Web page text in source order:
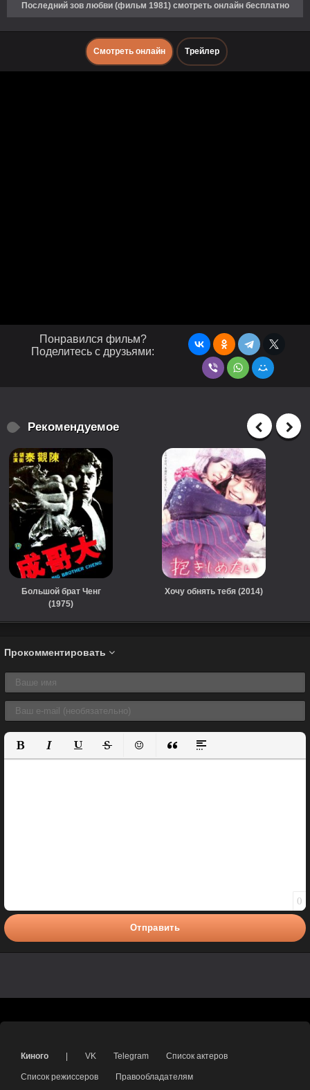
Последний зов любви (фильм 1981) смотреть онлайн бесплатно
Смотреть онлайн Трейлер
Понравился фильм?
Поделитесь с друзьями:
Рекомендуемое
Большой брат Ченг
(1975)
Хочу обнять тебя (2014)
Прокомментировать
Полужирный
КурсивПодчеркнутый
ЗачеркнутыйВставить смайлик
Вставка цитаты
Вставка спойлера
0
Отправить
Киного VK Telegram Список актеров
Список режиссеров Правообладателям